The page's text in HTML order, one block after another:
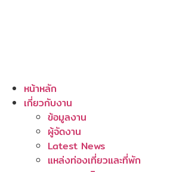
หน้าหลัก
เกี่ยวกับงาน
ข้อมูลงาน
ผู้จัดงาน
Latest News
แหล่งท่องเที่ยวและที่พัก